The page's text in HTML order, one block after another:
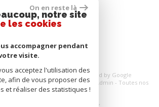
réservés | Traduction powered by Google
légales- Nos honoraires- Liens Admin - Toutes nos
annonces-Politique RGPD
internet compatible multi-supports,
On en reste là
notre site
les cookies
accompagner pendant
visite.
acceptez l'utilisation des
afin de vous proposer des
et réaliser des statistiques !